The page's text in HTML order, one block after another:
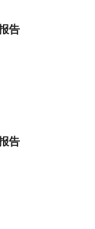
告
告